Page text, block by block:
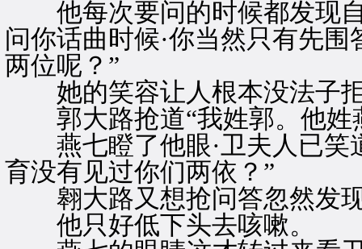
他每次要问的时候都发现自
问你话曲时候·你当然只有先
两位呢？”
她的笑容让人根本没法子
郭大路抢道“我姓郭。他姓
燕七瞪了他眼·卫夫人已笑
育没有见过你们两依？”
翱大路又想抢问答忽然发现
他只好低下头去咳嗽。